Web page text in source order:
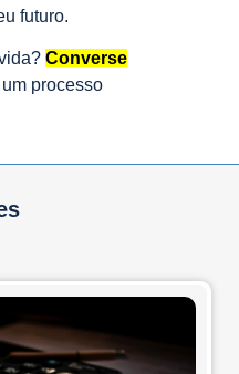
futuro.
Converse
processo